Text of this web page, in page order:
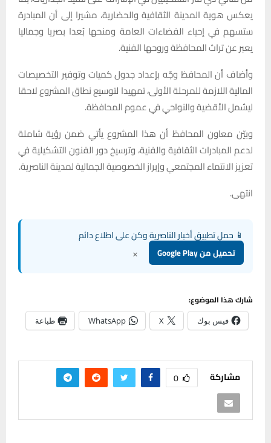
يعكس هوية المدينة الثقافية والحضارية، مشيرا إلى أن المبادرة
ستسهم في إحياء الفضاءات العامة ومنحها بُعدا بصريا وجماليا
يعبر عن تراث المحافظة وروحها الفنية.
وأضاف أن المحافظ وجّه بإعداد جدول كميات وتوفير التخصيصات
المالية اللازمة للمرحلة الأولى، تمهيدا لتوسيع نطاق المشروع لاحقا
ليشمل الأقضية والنواحي في عموم المحافظة.
وبيّن معاون المحافظ أن هذا المشروع يأتي ضمن رؤية شاملة
لدعم المبادرات الثقافية والفنية، وترسيخ دور الفنون التشكيلية في
تعزيز الانتماء المجتمعي وإبراز الخصوصية الجمالية لمدينة الناصرية.
انتهى.
📱 حمل تطبيق أخبار الناصرية وكن على اطلاع دائم
تحميل من Google Play ×
شارك هذا الموضوع:
فيس بوك X
WhatsApp طباعة
مشاركة 0